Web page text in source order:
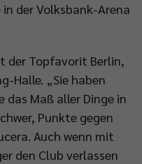
der Volksbank-Arena
der Topfavorit Berlin,
Halle. „Sie haben
das Maß aller Dinge in
Punkte gegen
Auch wenn mit
den Club verlassen